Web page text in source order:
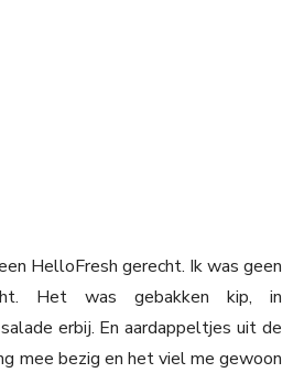
HelloFresh gerecht. Ik was geen
Het was gebakken kip, in
erbij. En aardappeltjes uit de
mee bezig en het viel me gewoon